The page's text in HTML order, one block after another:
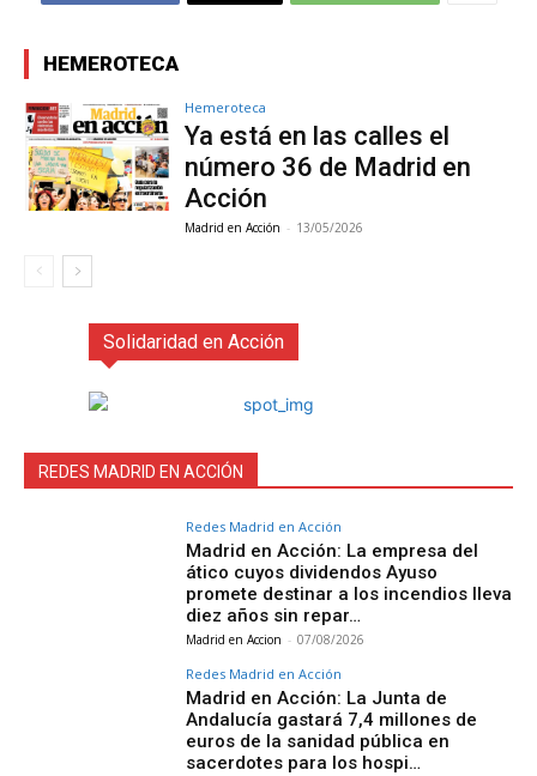
HEMEROTECA
Hemeroteca
Ya está en las calles el
número 36 de Madrid en
Acción
Madrid en Acción - 13/05/2026
Solidaridad en Acción
REDES MADRID EN ACCIÓN
Redes Madrid en Acción
Madrid en Acción: La empresa del
ático cuyos dividendos Ayuso
promete destinar a los incendios lleva
diez años sin repar…
Madrid en Accion - 07/08/2026
Redes Madrid en Acción
Madrid en Acción: La Junta de
Andalucía gastará 7,4 millones de
euros de la sanidad pública en
sacerdotes para los hospi…